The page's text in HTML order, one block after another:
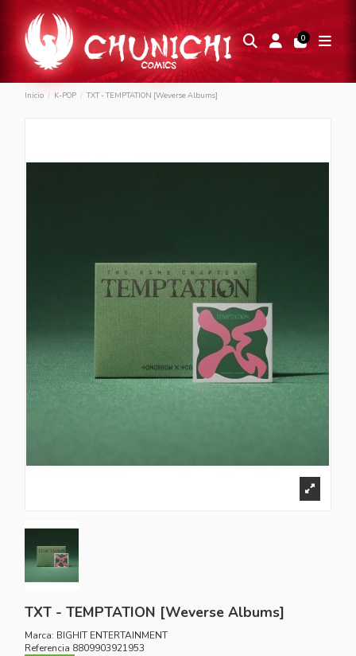
0
Inicio K-POP TXT - TEMPTATION [Weverse Albums]
TXT - TEMPTATION [Weverse Albums]
Marca: BIGHIT ENTERTAINMENT
Referencia 8809903921953